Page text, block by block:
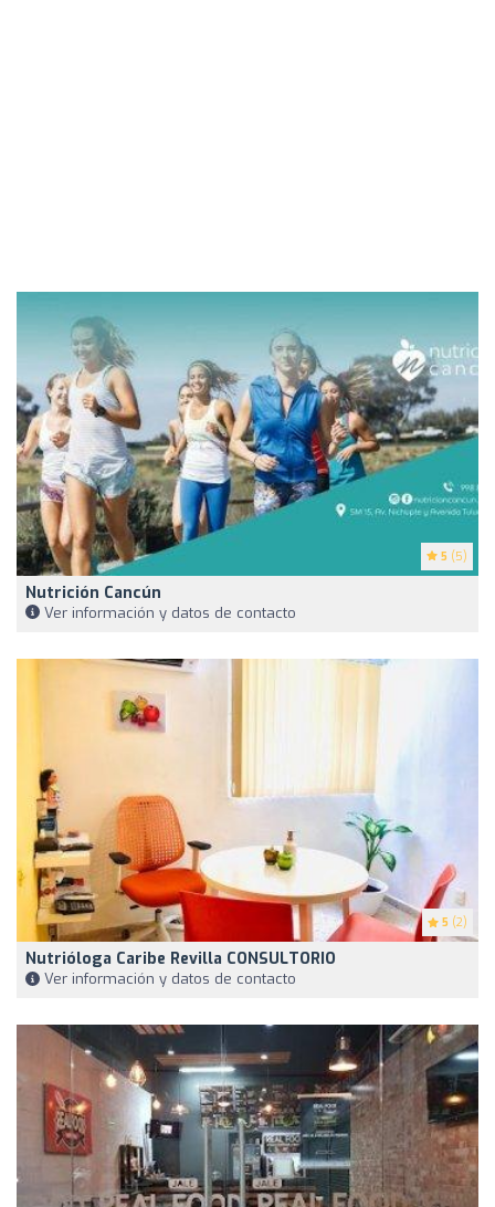
5 (5)
Nutrición Cancún
Ver información y datos de contacto
5 (2)
Nutrióloga Caribe Revilla CONSULTORIO
Ver información y datos de contacto